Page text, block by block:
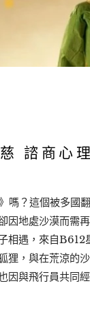
諮商心
嗎？這個被多國
因地處沙漠而需
相遇，來自
狸，與在荒涼的
因與飛行員共同